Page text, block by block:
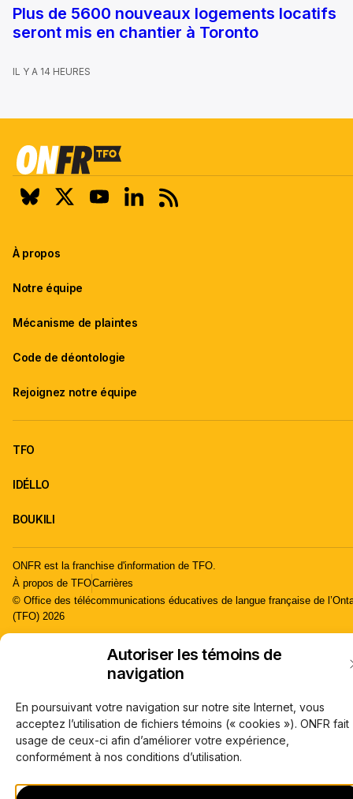
Autoriser les témoins de
navigation
En poursuivant votre navigation sur notre site Internet, vous
acceptez l’utilisation de fichiers témoins (« cookies »). ONFR fait
usage de ceux-ci afin d’améliorer votre expérience,
conformément à nos conditions d’utilisation.
Plus de 5600 nouveaux logements locatifs
seront mis en chantier à Toronto
IL Y A 14 HEURES
À propos
Notre équipe
Mécanisme de plaintes
Code de déontologie
Rejoignez notre équipe
TFO
IDÉLLO
BOUKILI
ONFR est la franchise d'information de TFO.
À propos de TFOCarrières
© Office des télécommunications éducatives de langue française de
(TFO) 2026